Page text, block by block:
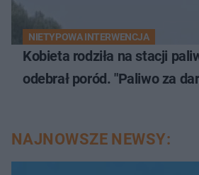
NIETYPOWA INTERWENCJA
Kobieta rodziła na stacji
odebrał poród. "Paliwo za
NAJNOWSZE NEWSY: